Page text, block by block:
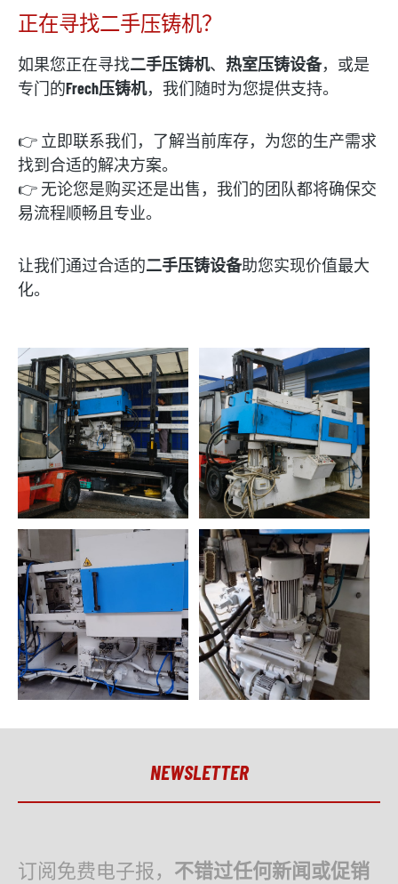
正在寻找二手压铸机？
如果您正在寻找二手压铸机、 热室压铸设备，或是
专门的Frech压铸机，我们随时为您提供支持。
👉 立即联系我们，了解当前库存，为您的生产需求
找到合适的解决方案。
👉 无论您是购买还是出售，我们的团队都将确保交
易流程顺畅且专业。
让我们通过合适的二手压铸设备助您实现价值最大
化。
NEWSLETTER
订阅免费电子报， 不错过任何新闻或促销